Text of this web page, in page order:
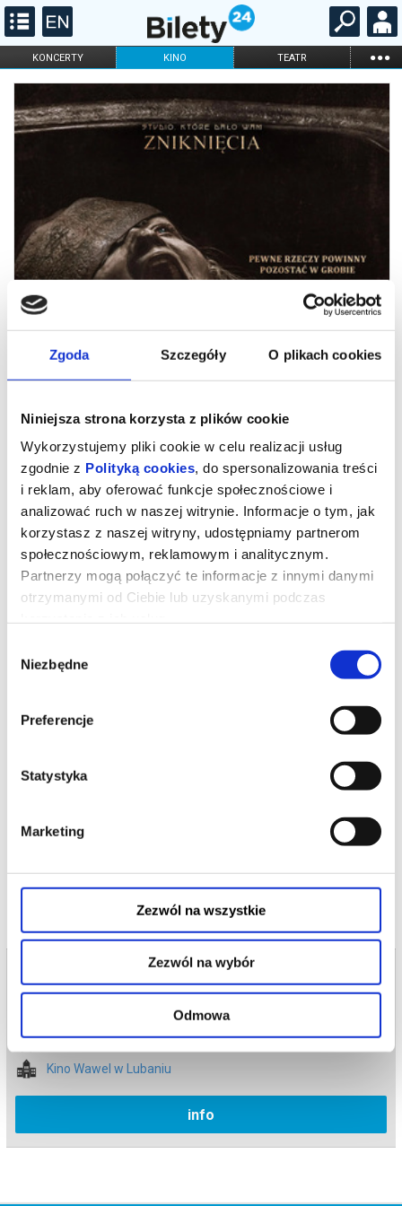
Zgoda Szczegóły O plikach cookies
Niniejsza strona korzysta z plików cookie
Wykorzystujemy pliki cookie w celu realizacji usług
zgodnie z Polityką cookies, do spersonalizowania treści
i reklam, aby oferować funkcje społecznościowe i
analizować ruch w naszej witrynie. Informacje o tym, jak
korzystasz z naszej witryny, udostępniamy partnerom
społecznościowym, reklamowym i analitycznym.
Partnerzy mogą połączyć te informacje z innymi danymi
otrzymanymi od Ciebie lub uzyskanymi podczas
zgody
Niezbędne
Preferencje
Statystyka
Marketing
Zezwól na wszystkie
Zezwól na wybór
Odmowa
KONCERTY KINO TEATR ...
FILHARMONIA OPERA I BALET
DLA DZIECI
ONLINE KARNETY
Mumia: Film Lee Cronina
Młoda córka dziennikarza znika bez śladu na pustyni. Po ośmiu
ale to, co powinno być radosnym wydarzeniem, zmienia się w
koszmar na jawie.
Bezpieczne zakupy w Bilety24. W przypadku odwołania
wydarzenia, gwarantujemy automatyczny zwrot środków
potwierdzony komunikatem wysyłanym na adres e-mail, podany
21.05.2026 , g. 19:15 (czwartek)
Lubań
Kino Wawel w Lubaniu
info